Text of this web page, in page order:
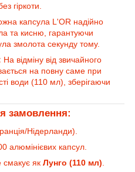
гіркоти.
капсула L'OR надійно
та кисню, гарантуючи
змолота секунду тому.
На відміну від звичайного
на повну саме при
води (110 мл), зберігаючи
замовлення:
Нідерланди).
алюмінієвих капсул.
як Лунго (110 мл)